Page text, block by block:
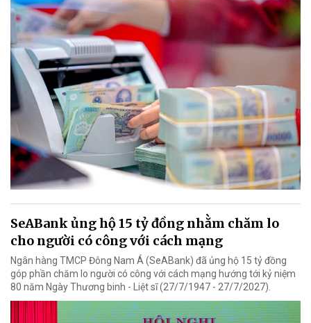
SeABank ủng hộ 15 tỷ đồng nhằm chăm lo
cho người có công với cách mạng
Ngân hàng TMCP Đông Nam Á (SeABank) đã ủng hộ 15 tỷ đồng
góp phần chăm lo người có công với cách mạng hướng tới kỷ niệm
80 năm Ngày Thương binh - Liệt sĩ (27/7/1947 - 27/7/2027).